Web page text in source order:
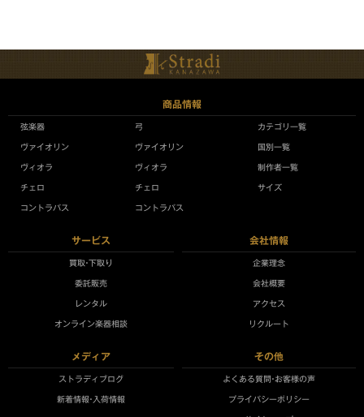
商品情報
弦楽器
ヴァイオリン
ヴィオラ
チェロ
コントラバス
弓
ヴァイオリン
ヴィオラ
チェロ
コントラバス
カテゴリ一覧
国別一覧
制作者一覧
サイズ
サービス
買取•下取り
委託販売
レンタル
オンライン楽器相談
会社情報
企業理念
会社概要
アクセス
リクルート
メディア
ストラディブログ
新着情報•入荷情報
その他
よくある質問•お客様の声
プライバシーポリシー